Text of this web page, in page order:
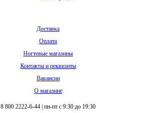
Доставка
Оплата
Ногтевые магазины
Контакты и реквизиты
Вакансии
О магазине
8 800 2222-6-44 | пн-пт с 9:30 до 19:30